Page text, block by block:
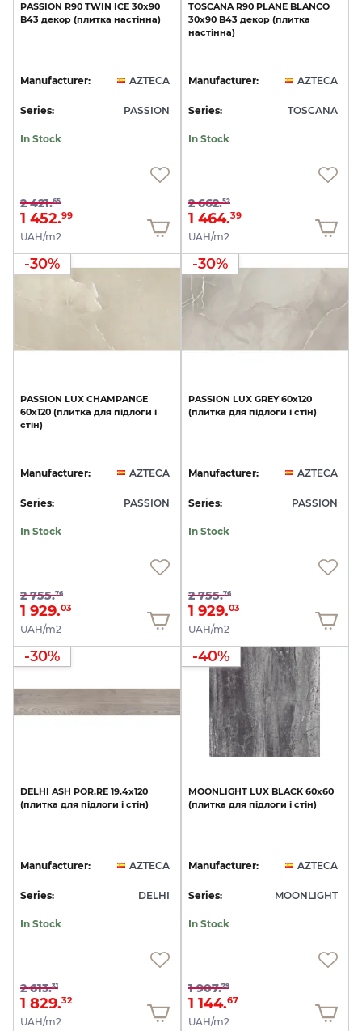
PASSION R90 TWIN ICE 30x90
B43 декор (плитка настінна)
Manufacturer: AZTECA
Series: PASSION
In Stock
2 421.65
1 452.99
UAH/m2
TOSCANA R90 PLANE BLANCO
30x90 B43 декор (плитка
настінна)
Manufacturer: AZTECA
Series: TOSCANA
In Stock
2 662.52
1 464.39
UAH/m2
-30%
PASSION LUX CHAMPANGE
60x120 (плитка для підлоги і
стін)
Manufacturer: AZTECA
Series: PASSION
In Stock
2 755.76
1 929.03
UAH/m2
-30%
PASSION LUX GREY 60x120
(плитка для підлоги і стін)
Manufacturer: AZTECA
Series: PASSION
In Stock
2 755.76
1 929.03
UAH/m2
-30%
DELHI ASH POR.RE 19.4x120
(плитка для підлоги і стін)
Manufacturer: AZTECA
Series: DELHI
In Stock
2 613.31
1 829.32
UAH/m2
-40%
MOONLIGHT LUX BLACK 60x60
(плитка для підлоги і стін)
Manufacturer: AZTECA
Series: MOONLIGHT
In Stock
1 907.79
1 144.67
UAH/m2